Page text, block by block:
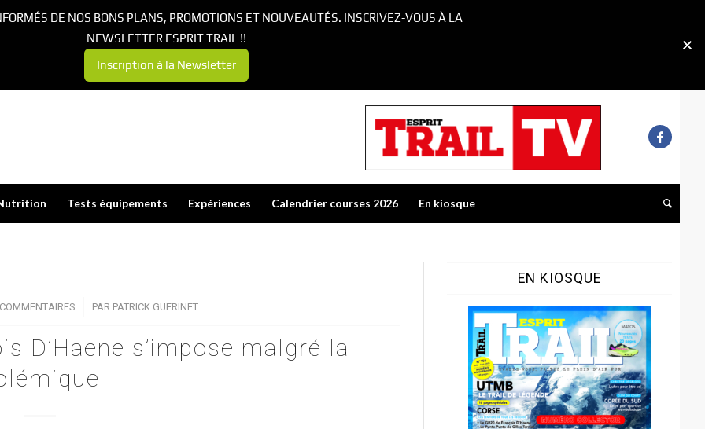
Tests équipements Expériences Calendrier courses 2026 En kiosque
/ PAR PATRICK GUERINET
D’Haene s’impose malgré la
EN KIOSQUE
DE NOS BONS PLANS, PROMOTIONS ET NOUVEAUTÉS. INSCRIVEZ-VOUS À LA
NEWSLETTER ESPRIT TRAIL !!
Inscription à la Newsletter